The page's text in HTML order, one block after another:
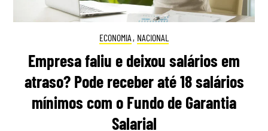
ECONOMIA , NACIONAL
Empresa faliu e deixou salários em
atraso? Pode receber até 18 salários
mínimos com o Fundo de Garantia
Salarial